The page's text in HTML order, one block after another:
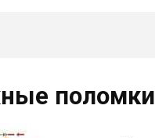
поломки